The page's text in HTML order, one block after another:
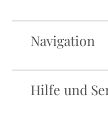
Navigation
Hilfe und